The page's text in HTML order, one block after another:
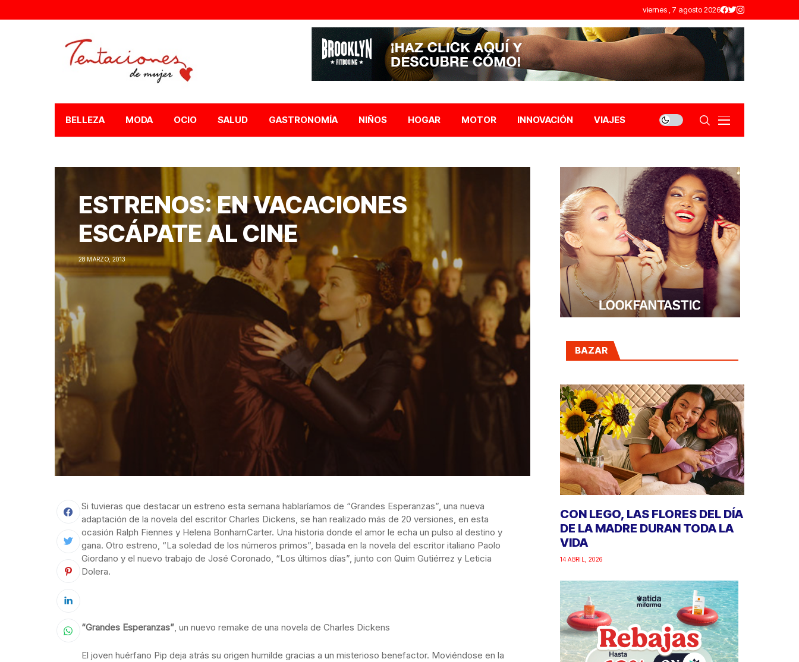
viernes , 7 agosto 2026
BELLEZA MODA OCIO SALUD GASTRONOMÍA NIÑOS HOGAR MOTOR INNOVACIÓN VIAJES
ESTRENOS: EN VACACIONES
ESCÁPATE AL CINE
28 MARZO, 2013
Si tuvieras que destacar un estreno esta semana hablaríamos de “Grandes Esperanzas”, una nueva
adaptación de la novela del escritor Charles Dickens, se han realizado más de 20 versiones, en esta
ocasión Ralph Fiennes y Helena BonhamCarter. Una historia donde el amor le echa un pulso al destino y
gana. Otro estreno, “La soledad de los números primos”, basada en la novela del escritor italiano Paolo
Giordano y el nuevo trabajo de José Coronado, “Los últimos días”, junto con Quim Gutiérrez y Leticia
Dolera.
“Grandes Esperanzas”, un nuevo remake de una novela de Charles Dickens
El joven huérfano Pip deja atrás su origen humilde gracias a un misterioso benefactor. Moviéndose en la
BAZAR
CON LEGO, LAS FLORES DEL DÍA
DE LA MADRE DURAN TODA LA
VIDA
14 ABRIL, 2026